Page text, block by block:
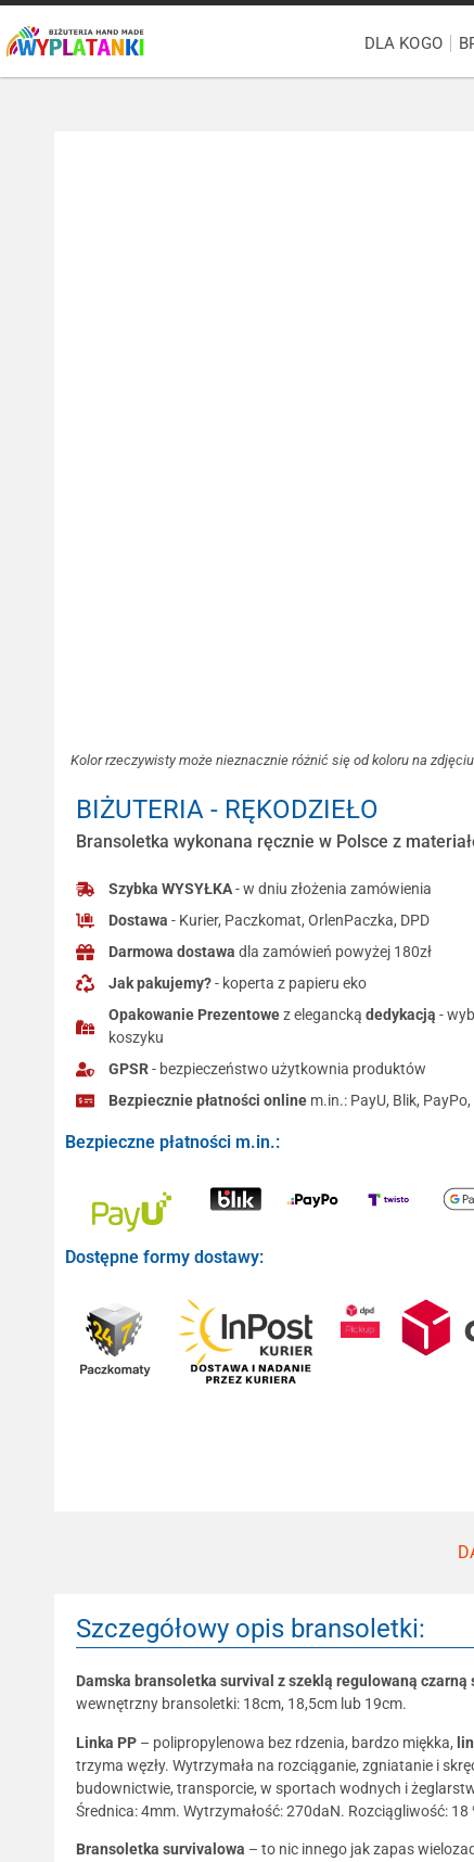
DLA KOGO
Kolor rzeczywisty może nieznacznie różnić się od koloru na
BIŻUTERIA - RĘKODZIEŁO
Bransoletka wykonana ręcznie w Polsce z
Szybka WYSYŁKA- w dniu złożenia zamówienia
Dostawa - Kurier, Paczkomat, OrlenPaczka, DPD
Darmowa dostawa dla zamówień powyżej 180zł
Jak pakujemy?- koperta z papieru eko
Opakowanie Prezentowez eleganckądedykacją -
koszyku
GPSR- bezpieczeństwo użytkownia produktów
Bezpiecznie płatności online m.in.: PayU, Blik,
Bezpieczne płatności m.in.:
Dostępne formy dostawy:
Szczegółowy opis bransoletki:
Damska bransoletka survival z szeklą regulowaną czarną
wewnętrzny bransoletki: 18cm, 18,5cm lub 19cm.
Linka PP – polipropylenowa bez rdzenia, bardzo miękka,
trzyma węzły. Wytrzymała na rozciąganie, zgniatanie i
budownictwie, transporcie, w sportach wodnych i
Średnica: 4mm. Wytrzymałość: 270daN. Rozciągliwość: 18
Bransoletka survivalowa – to nic innego jak zapas